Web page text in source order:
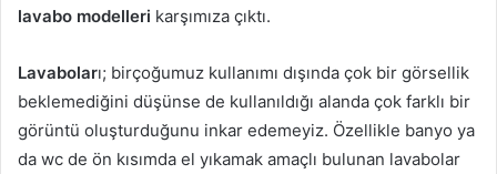
lavabo modelleri karşımıza çıktı.
Lavaboları; birçoğumuz kullanımı dışında çok bir görsellik
beklemediğini düşünse de kullanıldığı alanda çok farklı bir
görüntü oluşturduğunu inkar edemeyiz. Özellikle banyo ya
da wc de ön kısımda el yıkamak amaçlı bulunan lavabolar